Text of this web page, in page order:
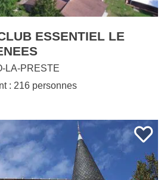
ESSENTIEL LE
LA-PRESTE
: 216 personnes